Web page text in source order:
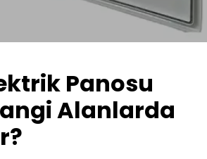
Panosu
Alanlarda